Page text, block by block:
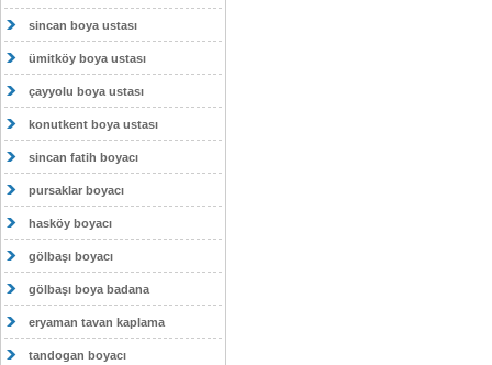
sincan boya ustası
ümitköy boya ustası
çayyolu boya ustası
konutkent boya ustası
sincan fatih boyacı
pursaklar boyacı
hasköy boyacı
gölbaşı boyacı
gölbaşı boya badana
eryaman tavan kaplama
tandogan boyacı